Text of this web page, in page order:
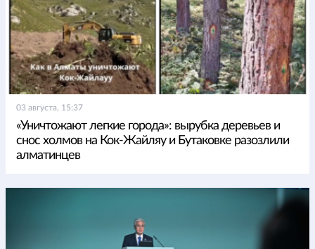
03 августа, 15:37
«Уничтожают легкие города»: вырубка деревьев и
снос холмов на Кок-Жайляу и Бутаковке разозлили
алматинцев